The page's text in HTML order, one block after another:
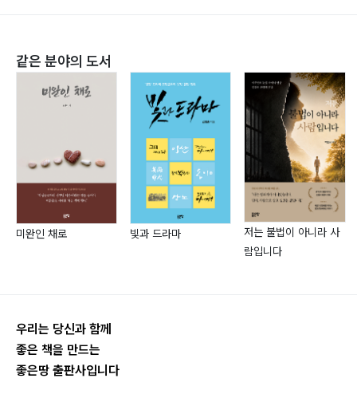
함평 나비 축제 ? 동서양 꽃들의 매력 ? 꽃이 피는 이유 ?
친구 ? 천리포
문원폭포, 육봉능선, 산행 돌머리 풍경, 감상 ? 낙영산
_159 ? 우리가 살아가면서
무등산 ? 마산 팔용산 ? 덕유산 ? 천주산 ? 김해 신어산 ?
설악산 대청봉
구례 산수유 ? 산수유 ? 매화 향기 따라 떠난 ? 봄꽃바람
1박 2일 배내골 여행 ? 날마다 여행 떠나요 ? 비 오는 거
리
산행 ? 부안 적벽강
코스모스 메밀 축제 ? 남양 대나무 숲 ? 부산 광안리 하얀
모래
같은 분야의 도서
미완인 채로 빛과 드라마
저는 불법이 아니라 사
람입니다
우리는 당신과 함께
좋은 책을 만드는
좋은땅 출판사입니다